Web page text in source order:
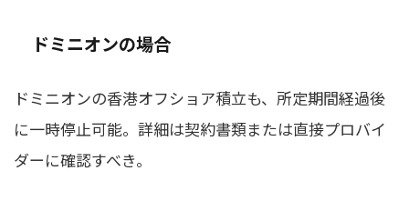
ドミニオンの場合
ドミニオンの香港オフショア積立も、所定期間経過後
に一時停止可能。詳細は契約書類または直接プロバイ
ダーに確認すべき。